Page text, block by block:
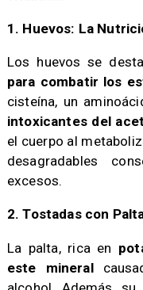
1. Huevos: La
Los huevos se
para combatir los
cisteína, un
intoxicantes del
el cuerpo al
desagradables
excesos.
​2. Tostadas con
La palta, rica en
este mineral